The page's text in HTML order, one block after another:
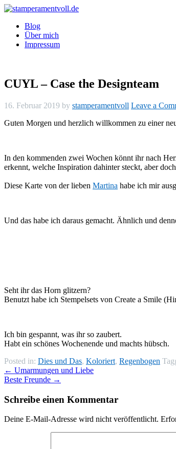
Blog
Über mich
Impressum
CUYL – Case the Designteam
16. Februar 2019 by stamperamentvoll Leave a
Guten Morgen und herzlich willkommen zu einer
In den kommenden zwei Wochen könnt ihr nach
erkennt, welche Inspiration dahinter steckt, aber
Diese Karte von der lieben Martina habe ich mir
Und das habe ich daraus gemacht. Ähnlich und
Seht ihr das Horn glitzern?
Benutzt habe ich Stempelsets von Create a Smile
Ich bin gespannt, was ihr so zaubert.
Habt ein schönes Wochenende und machts hübsch.
Posted in: Dies und Das, Koloriert, Regenbogen
← Umarmungen und Liebe
Beste Freunde →
Schreibe einen Kommentar
Deine E-Mail-Adresse wird nicht veröffentlicht.